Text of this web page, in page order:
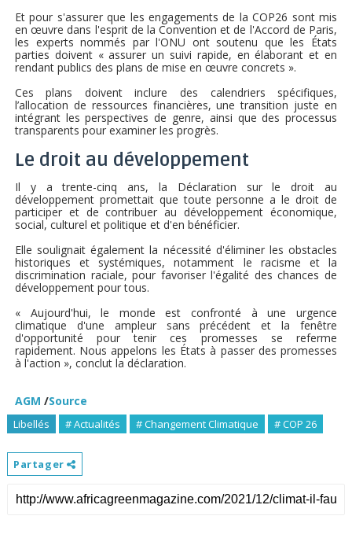
Et pour s'assurer que les engagements de la COP26 sont mis
en œuvre dans l'esprit de la Convention et de l'Accord de Paris,
les experts nommés par l'ONU ont soutenu que les États
parties doivent « assurer un suivi rapide, en élaborant et en
rendant publics des plans de mise en œuvre concrets ».
Ces plans doivent inclure des calendriers spécifiques,
l’allocation de ressources financières, une transition juste en
intégrant les perspectives de genre, ainsi que des processus
transparents pour examiner les progrès.
Le droit au développement
Il y a trente-cinq ans, la Déclaration sur le droit au
développement promettait que toute personne a le droit de
participer et de contribuer au développement économique,
social, culturel et politique et d'en bénéficier.
Elle soulignait également la nécessité d'éliminer les obstacles
historiques et systémiques, notamment le racisme et la
discrimination raciale, pour favoriser l'égalité des chances de
développement pour tous.
« Aujourd'hui, le monde est confronté à une urgence
climatique d'une ampleur sans précédent et la fenêtre
d'opportunité pour tenir ces promesses se referme
rapidement. Nous appelons les États à passer des promesses
à l'action », conclut la déclaration.
AGM /Source
Libellés # Actualités # Changement Climatique # COP 26
Partager